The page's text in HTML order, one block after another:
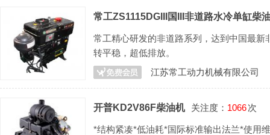
常工ZS1115DGIII国III非道路水冷单缸柴
常工精心研发的非道路系列，达到中国最
转平稳，超低排放。
江苏常工动力机械有限公司
开普KD2V86F柴油机 关注度： 1066次
*结构紧凑*低油耗*国际标准输出法兰*使用